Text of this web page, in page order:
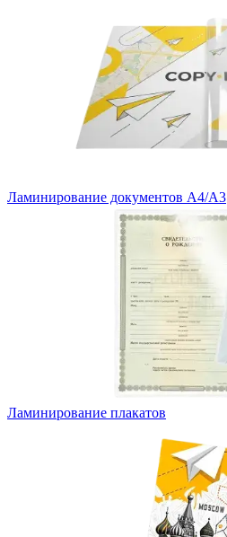
Ламинирование документов А4/А3
Ламинирование плакатов